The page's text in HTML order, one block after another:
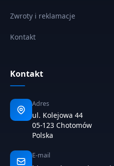
Zwroty i reklamacje
Kontakt
Kontakt
Adres
ul. Kolejowa 44
05-123 Chotomów
Polska
E-mail